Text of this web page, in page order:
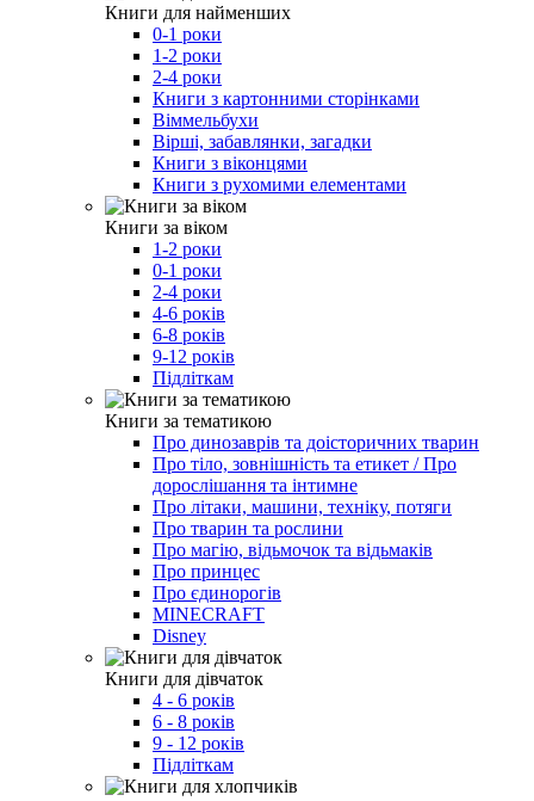
Книги для найменших
0-1 роки
1-2 роки
2-4 роки
Книги з картонними сторінками
Віммельбухи
Вірші, забавлянки, загадки
Книги з віконцями
Книги з рухомими елементами
Книги за віком
1-2 роки
0-1 роки
2-4 роки
4-6 років
6-8 років
9-12 років
Підліткам
Книги за тематикою
Про динозаврів та доісторичних тварин
Про тіло, зовнішність та етикет / Про
дорослішання та інтимне
Про літаки, машини, техніку, потяги
Про тварин та рослини
Про магію, відьмочок та відьмаків
Про принцес
Про єдинорогів
MINECRAFT
Disney
Книги для дівчаток
4 - 6 років
6 - 8 років
9 - 12 років
Підліткам